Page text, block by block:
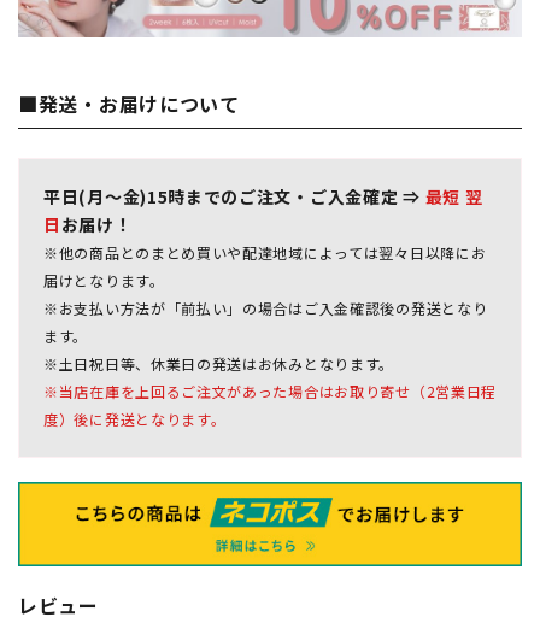
■発送・お届けについて
平日(月～金)15時までのご注文・ご入金確定 ⇒ 最短 翌
日 お届け！
※他の商品とのまとめ買いや配達地域によっては翌々日以降にお
届けとなります。
※お支払い方法が「前払い」の場合はご入金確認後の発送となり
ます。
※土日祝日等、休業日の発送はお休みとなります。
※当店在庫を上回るご注文があった場合はお取り寄せ（2営業日程
度）後に発送となります。
レビュー